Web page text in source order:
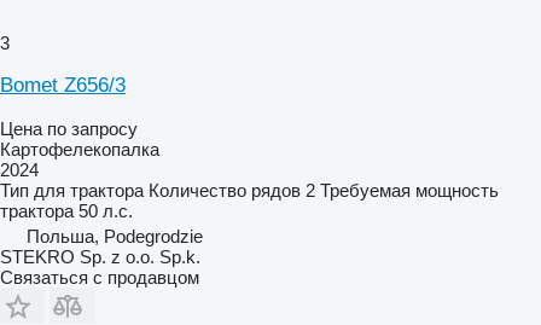
3
Bomet Z656/3
Цена по запросу
Картофелекопалка
2024
Тип для трактора Количество рядов 2 Требуемая мощность
трактора 50 л.с.
Польша, Podegrodzie
STEKRO Sp. z o.o. Sp.k.
Связаться с продавцом